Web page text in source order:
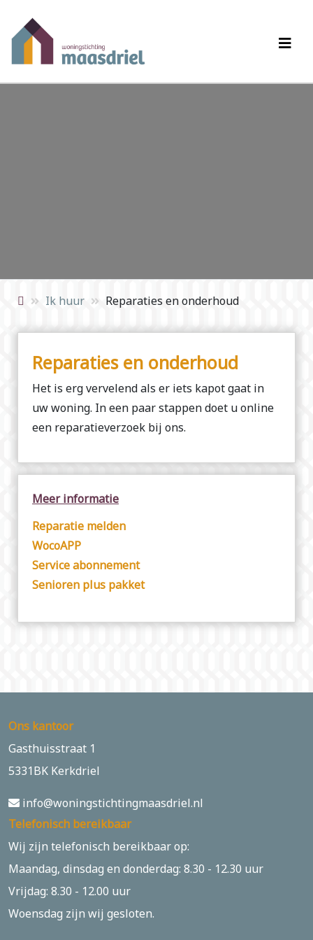
Ik huur Reparaties en onderhoud
Reparaties en onderhoud
Het is erg vervelend als er iets kapot gaat in
uw woning. In een paar stappen doet u online
een reparatieverzoek bij ons.
Meer informatie
Reparatie melden
WocoAPP
Service abonnement
Senioren plus pakket
Ons kantoor
Gasthuisstraat 1
5331BK Kerkdriel
info@woningstichtingmaasdriel.nl
Telefonisch bereikbaar
Wij zijn telefonisch bereikbaar op:
Maandag, dinsdag en donderdag: 8.30 - 12.30 uur
Vrijdag: 8.30 - 12.00 uur
Woensdag zijn wij gesloten.